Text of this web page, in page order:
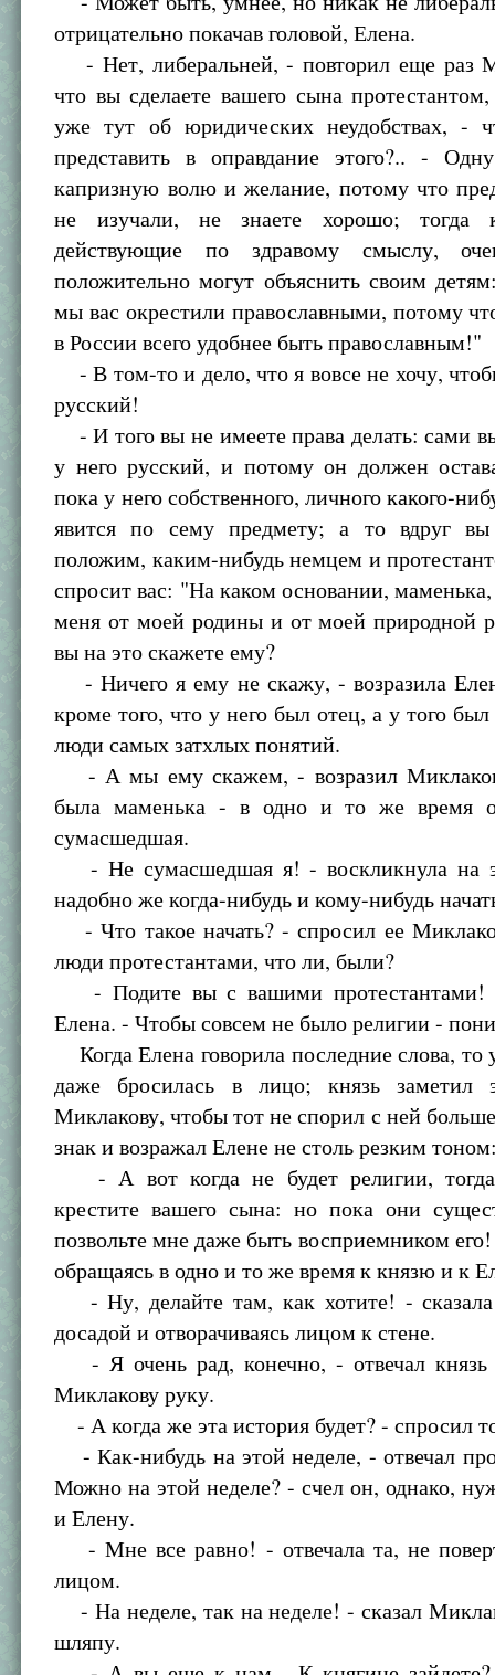
отрицательно покачав головой, Елена.
- Нет, либеральней, - повторил еще раз
что вы сделаете вашего сына
уже тут об юридических неудобствах, -
представить в оправдание этого?.. -
капризную волю и желание, потому что
не изучали, не знаете хорошо; тогда
действующие по здравому смыслу,
положительно могут объяснить своим
мы вас окрестили православными, потому
в России всего удобнее быть православным!"
- В том-то и дело, что я вовсе не хочу,
русский!
- И того вы не имеете права делать: сами
у него русский, и потому он должен
пока у него собственного, личного какого-
явится по сему предмету; а то вдруг вы
положим, каким-нибудь немцем и
спросит вас: "На каком основании,
меня от моей родины и от моей природной
вы на это скажете ему?
- Ничего я ему не скажу, - возразила
кроме того, что у него был отец, а у того
люди самых затхлых понятий.
- А мы ему скажем, - возразил
была маменька - в одно и то же время
сумасшедшая.
- Не сумасшедшая я! - воскликнула на
надобно же когда-нибудь и кому-нибудь
- Что такое начать? - спросил ее
люди протестантами, что ли, были?
- Подите вы с вашими протестантами!
Елена. - Чтобы совсем не было религии -
Когда Елена говорила последние слова, то
даже бросилась в лицо; князь заметил
Миклакову, чтобы тот не спорил с ней
знак и возражал Елене не столь резким
- А вот когда не будет религии,
крестите вашего сына: но пока они
позвольте мне даже быть восприемником
обращаясь в одно и то же время к князю и к
- Ну, делайте там, как хотите! -
досадой и отворачиваясь лицом к стене.
- Я очень рад, конечно, - отвечал
Миклакову руку.
- А когда же эта история будет? - спросил
- Как-нибудь на этой неделе, - отвечал
Можно на этой неделе? - счел он, однако,
и Елену.
- Мне все равно! - отвечала та, не
лицом.
- На неделе, так на неделе! - сказал
шляпу.